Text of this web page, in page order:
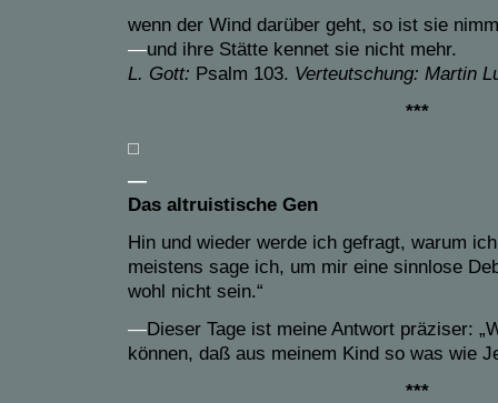
wenn der Wind darüber geht, so ist sie
—und ihre Stätte kennet sie nicht mehr.
L. Gott: Psalm 103. Verteutschung: Martin
***
—
Das altruistische Gen
Hin und wieder werde ich gefragt, warum
meistens sage ich, um mir eine sinnlose
wohl nicht sein.“
—Dieser Tage ist meine Antwort präziser:
können, daß aus meinem Kind so was wie
***